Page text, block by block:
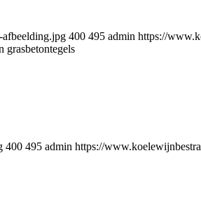
400 495 admin https://
grasbetontegels
400 495 admin https://